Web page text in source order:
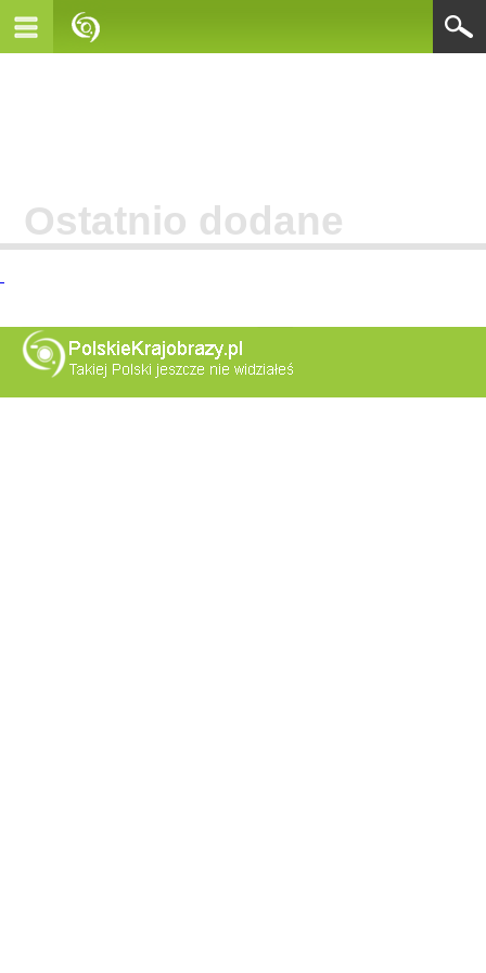
Ostatnio dodane